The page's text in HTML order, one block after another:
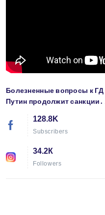
Болезненные вопросы к
Путин продолжит санкции․
128.8K
Subscribers
34.2К
Followers